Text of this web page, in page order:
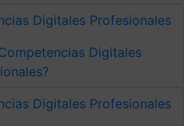
Digitales Profesionales
Digitales
Digitales Profesionales